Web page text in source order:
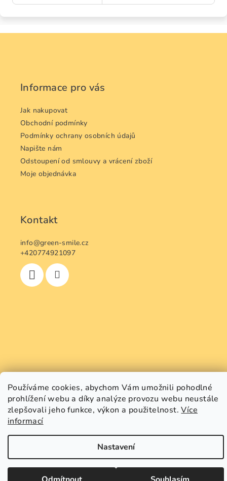
Používáme cookies, abychom Vám umožnili pohodlné
prohlížení webu a díky analýze provozu webu neustále
zlepšovali jeho funkce, výkon a použitelnost.Více
informací
Nastavení
Informace pro vás
Jak nakupovat
Obchodní podmínky
Podmínky ochrany osobních údajů
Napište nám
Odstoupení od smlouvy a vrácení zboží
Moje objednávka
Kontakt
info@green-smile.cz
+420774921097
Copyright 2026GREEN SMILE. Všechna práva vyhrazena.
Upravit nastavení cookies